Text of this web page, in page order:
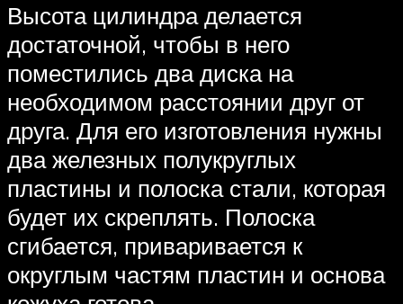
Высота цилиндра делается
достаточной, чтобы в него
поместились два диска на
необходимом расстоянии друг от
друга. Для его изготовления нужны
два железных полукруглых
пластины и полоска стали, которая
будет их скреплять. Полоска
сгибается, приваривается к
округлым частям пластин и основа